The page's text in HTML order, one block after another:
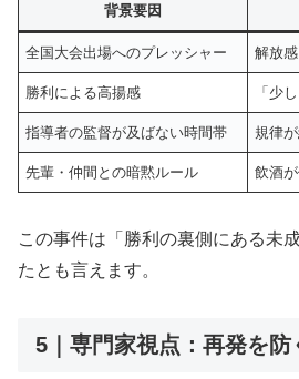
背景要因
全国大会出場へのプレッシャー 解放
勝利による高揚感 「少
指導者の監督が及ばない時間帯 規律
先輩・仲間との暗黙ルール 飲酒
この事件は「勝利の裏側にある未
たとも言えます。
5｜専門家視点：再発を防